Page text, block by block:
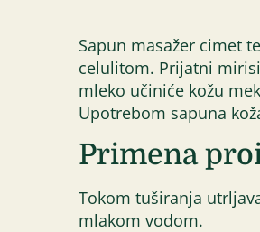
Sapun masažer cimet
celulitom. Prijatni
mleko učiniće kožu
Upotrebom sapuna
Primena
Tokom tuširanja
mlakom vodom.